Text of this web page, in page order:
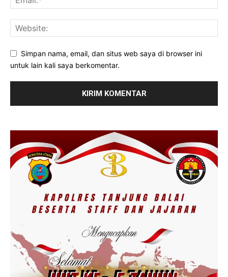
Simpan nama, email, dan situs web saya di browser ini
untuk lain kali saya berkomentar.